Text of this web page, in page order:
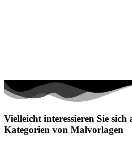
Vielleicht interessieren Sie
Kategorien von Malvorlagen